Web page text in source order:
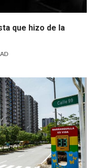
que hizo de la